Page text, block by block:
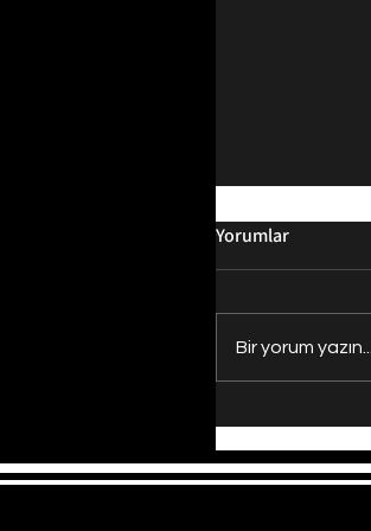
Evrenin
Yorumlar
Bir yorum yazın...